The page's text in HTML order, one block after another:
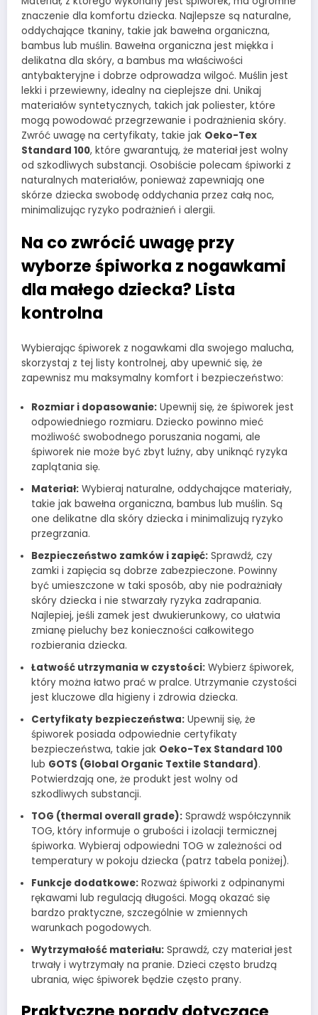
znaczenie dla komfortu dziecka. Najlepsze są naturalne,
oddychające tkaniny, takie jak bawełna organiczna,
bambus lub muślin. Bawełna organiczna jest miękka i
delikatna dla skóry, a bambus ma właściwości
antybakteryjne i dobrze odprowadza wilgoć. Muślin jest
lekki i przewiewny, idealny na cieplejsze dni. Unikaj
materiałów syntetycznych, takich jak poliester, które
mogą powodować przegrzewanie i podrażnienia skóry.
Zwróć uwagę na certyfikaty, takie jak Oeko-Tex
Standard 100, które gwarantują, że materiał jest wolny
od szkodliwych substancji. Osobiście polecam śpiworki z
naturalnych materiałów, ponieważ zapewniają one
skórze dziecka swobodę oddychania przez całą noc,
minimalizując ryzyko podrażnień i alergii.
Na co zwrócić uwagę przy
wyborze śpiworka z nogawkami
dla małego dziecka? Lista
kontrolna
Wybierając śpiworek z nogawkami dla swojego malucha,
skorzystaj z tej listy kontrolnej, aby upewnić się, że
zapewnisz mu maksymalny komfort i bezpieczeństwo:
Rozmiar i dopasowanie:Upewnij się, że śpiworek jest
odpowiedniego rozmiaru. Dziecko powinno mieć
możliwość swobodnego poruszania nogami, ale
śpiworek nie może być zbyt luźny, aby uniknąć ryzyka
zaplątania się.
Materiał:Wybieraj naturalne, oddychające materiały,
takie jak bawełna organiczna, bambus lub muślin. Są
one delikatne dla skóry dziecka i minimalizują ryzyko
przegrzania.
Bezpieczeństwo zamków i zapięć:Sprawdź, czy
zamki i zapięcia są dobrze zabezpieczone. Powinny
być umieszczone w taki sposób, aby nie podrażniały
skóry dziecka i nie stwarzały ryzyka zadrapania.
Najlepiej, jeśli zamek jest dwukierunkowy, co ułatwia
zmianę pieluchy bez konieczności całkowitego
rozbierania dziecka.
Łatwość utrzymania w czystości:Wybierz śpiworek,
który można łatwo prać w pralce. Utrzymanie czystości
jest kluczowe dla higieny i zdrowia dziecka.
Certyfikaty bezpieczeństwa:Upewnij się, że
śpiworek posiada odpowiednie certyfikaty
bezpieczeństwa, takie jak Oeko-Tex Standard 100
lub GOTS (Global Organic Textile Standard).
Potwierdzają one, że produkt jest wolny od
szkodliwych substancji.
TOG (thermal overall grade):Sprawdź współczynnik
TOG, który informuje o grubości i izolacji termicznej
śpiworka. Wybieraj odpowiedni TOG w zależności od
temperatury w pokoju dziecka (patrz tabela poniżej).
Funkcje dodatkowe:Rozważ śpiworki z odpinanymi
rękawami lub regulacją długości. Mogą okazać się
bardzo praktyczne, szczególnie w zmiennych
warunkach pogodowych.
Wytrzymałość materiału:Sprawdź, czy materiał jest
trwały i wytrzymały na pranie. Dzieci często brudzą
ubrania, więc śpiworek będzie często prany.